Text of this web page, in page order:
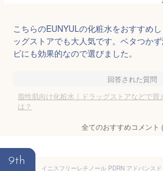
こちらのEUNYULの化粧水をおすすめ
ッグストアでも大人気です。ベタつか
ビにも効果的なので選びました。
回答された質問
脂性肌向け化粧水｜ドラッグストアなどで買
は？
全てのおすすめコメント (
9th